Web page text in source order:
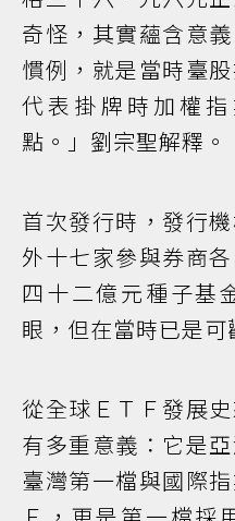
奇怪，其實蘊含意
慣例，就是當時臺
代表掛牌時加權
點。」劉宗聖解釋。
首次發行時，發行
外十七家參與券商
四十二億元種子基
眼，但在當時已是可
從全球ＥＴＦ發展
有多重意義：它是
臺灣第一檔與國際